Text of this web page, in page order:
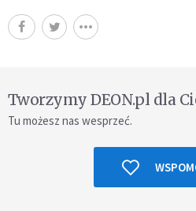
Tworzymy DEON.pl dla
Tu możesz nas wesprzeć.